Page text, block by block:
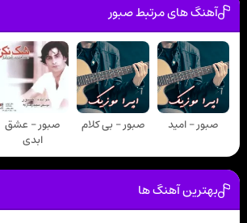
آهنگ های مرتبط صبور
صبور - امید صبور - بی کلام
صبور - عشق
ابدی
بهترین آهنگ ها